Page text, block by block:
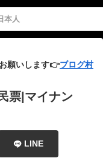
本人
願いします👉ブログ村
票|マイナン
LINE